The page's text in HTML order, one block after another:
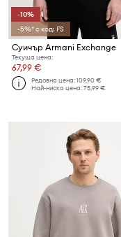
-10%
-5%* с код: FS
Суичър Armani Exchange
Текуща цена:
67,99 €
Редовна цена:109,90 €
Най-ниска цена:75,99 €